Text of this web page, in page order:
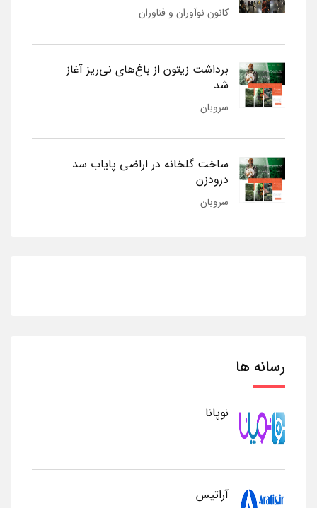
کانون نوآوران و فناوران
برداشت زیتون از باغ‌های نی‌ریز آغاز
شد
سروبان
ساخت گلخانه در اراضی پایاب سد
درودزن
سروبان
رسانه ها
نوپانا
آراتیس